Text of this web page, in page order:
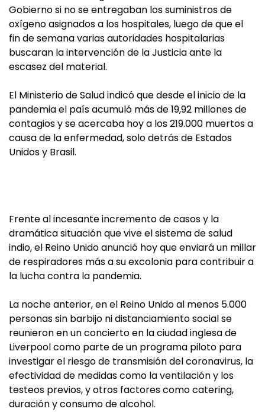
Gobierno si no se entregaban los suministros de
oxígeno asignados a los hospitales, luego de que el
fin de semana varias autoridades hospitalarias
buscaran la intervención de la Justicia ante la
escasez del material.
El Ministerio de Salud indicó que desde el inicio de la
pandemia el país acumuló más de 19,92 millones de
contagios y se acercaba hoy a los 219.000 muertos a
causa de la enfermedad, solo detrás de Estados
Unidos y Brasil.
Frente al incesante incremento de casos y la
dramática situación que vive el sistema de salud
indio, el Reino Unido anunció hoy que enviará un millar
de respiradores más a su excolonia para contribuir a
la lucha contra la pandemia.
La noche anterior, en el Reino Unido al menos 5.000
personas sin barbijo ni distanciamiento social se
reunieron en un concierto en la ciudad inglesa de
Liverpool como parte de un programa piloto para
investigar el riesgo de transmisión del coronavirus, la
efectividad de medidas como la ventilación y los
testeos previos, y otros factores como catering,
duración y consumo de alcohol.